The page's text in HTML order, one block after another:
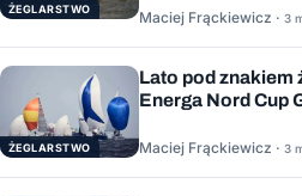
ŻEGLARSTWO Maciej Frąckiewicz · 3
ŻEGLARSTWO
Lato pod znakiem
Energa Nord Cup
Maciej Frąckiewicz · 3